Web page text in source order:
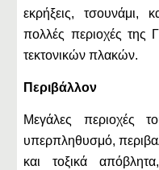
εκρήξεις, τσουνάμι,
πολλές περιοχές της
τεκτονικών πλακών.
Περιβάλλον
Μεγάλες περιοχές
υπερπληθυσμό,
και τοξικά